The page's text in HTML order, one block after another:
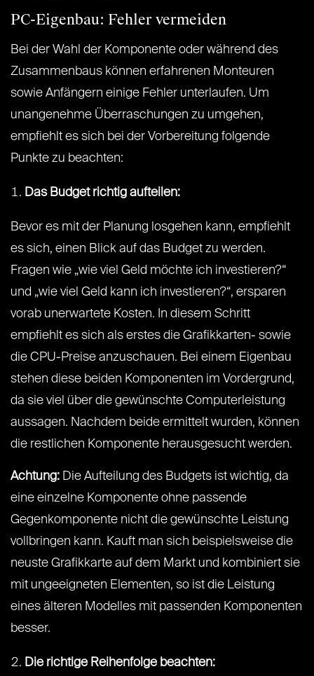
PC-Eigenbau: Fehler vermeiden
Bei der Wahl der Komponente oder während des
Zusammenbaus können erfahrenen Monteuren
sowie Anfängern einige Fehler unterlaufen. Um
unangenehme Überraschungen zu umgehen,
empfiehlt es sich bei der Vorbereitung folgende
Punkte zu beachten:
Das Budget richtig aufteilen:
Bevor es mit der Planung losgehen kann, empfiehlt
es sich, einen Blick auf das Budget zu werden.
Fragen wie „wie viel Geld möchte ich investieren?“
und „wie viel Geld kann ich investieren?“, ersparen
vorab unerwartete Kosten. In diesem Schritt
empfiehlt es sich als erstes die Grafikkarten- sowie
die CPU-Preise anzuschauen. Bei einem Eigenbau
stehen diese beiden Komponenten im Vordergrund,
da sie viel über die gewünschte Computerleistung
aussagen. Nachdem beide ermittelt wurden, können
die restlichen Komponente herausgesucht werden.
Achtung: Die Aufteilung des Budgets ist wichtig, da
eine einzelne Komponente ohne passende
Gegenkomponente nicht die gewünschte Leistung
vollbringen kann. Kauft man sich beispielsweise die
neuste Grafikkarte auf dem Markt und kombiniert sie
mit ungeeigneten Elementen, so ist die Leistung
eines älteren Modelles mit passenden Komponenten
besser.
Die richtige Reihenfolge beachten: